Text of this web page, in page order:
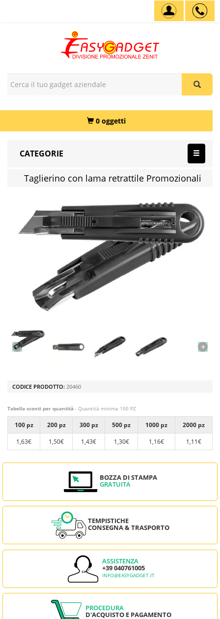
0 oggetti
CATEGORIE
Taglierino con lama retrattile Promozionali
CODICE PRODOTTO: 20460
Tabella sconti per quantità - Quantità minima 100 PZ
100 pz 200 pz 300 pz 500 pz 1000 pz
2000 pz
1,63€
1,50€ 1,43€ 1,30€ 1,16€ 1,11€
BOZZA DI STAMPA
GRATUITA
TEMPISTICHE
CONSEGNA & TRASPORTO
ASSISTENZA
+39 040761005
INFO@EASYGADGET.IT
PROCEDURA
D'ACQUISTO E PAGAMENTO